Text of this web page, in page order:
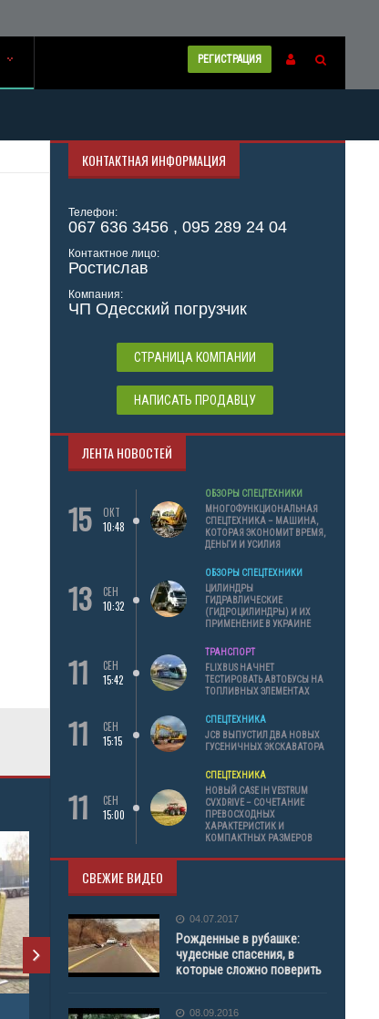
РЕГИСТРАЦИЯ
ПРОДАЖА ТЕХНИКИ
ПОГРУЗЧИК
КОНТАКТНАЯ ИНФОРМАЦИЯ
Телефон:
067 636 3456 , 095 289 24 04
Контактное лицо:
Ростислав
Компания:
ЧП Одесский погрузчик
СТРАНИЦА КОМПАНИИ
НАПИСАТЬ ПРОДАВЦУ
ЛЕНТА НОВОСТЕЙ
15
ОКТ
10:48
ОБЗОРЫ СПЕЦТЕХНИКИ
МНОГОФУНКЦИОНАЛЬНАЯ
СПЕЦТЕХНИКА – МАШИНА,
КОТОРАЯ ЭКОНОМИТ ВРЕМЯ,
ДЕНЬГИ И УСИЛИЯ
13
СЕН
10:32
ОБЗОРЫ СПЕЦТЕХНИКИ
ЦИЛИНДРЫ
ГИДРАВЛИЧЕСКИЕ
(ГИДРОЦИЛИНДРЫ) И ИХ
ПРИМЕНЕНИЕ В УКРАИНЕ
11
СЕН
15:42
ТРАНСПОРТ
FLIXBUS НАЧНЕТ
ТЕСТИРОВАТЬ АВТОБУСЫ НА
ТОПЛИВНЫХ ЭЛЕМЕНТАХ
11
СЕН
15:15
СПЕЦТЕХНИКА
JCB ВЫПУСТИЛ ДВА НОВЫХ
ГУСЕНИЧНЫХ ЭКСКАВАТОРА
11
СЕН
15:00
СПЕЦТЕХНИКА
НОВЫЙ CASE IH VESTRUM
CVXDRIVE – СОЧЕТАНИЕ
ПРЕВОСХОДНЫХ
ХАРАКТЕРИСТИК И
КОМПАКТНЫХ РАЗМЕРОВ
СВЕЖИЕ ВИДЕО
04.07.2017
Рожденные в рубашке:
чудесные спасения, в
которые сложно поверить
08.09.2016